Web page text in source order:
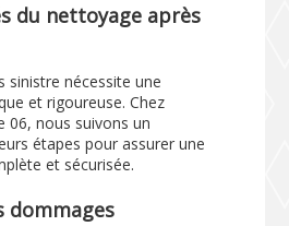
du nettoyage après
sinistre nécessite une
et rigoureuse. Chez
06, nous suivons un
étapes pour assurer une
et sécurisée.
dommages